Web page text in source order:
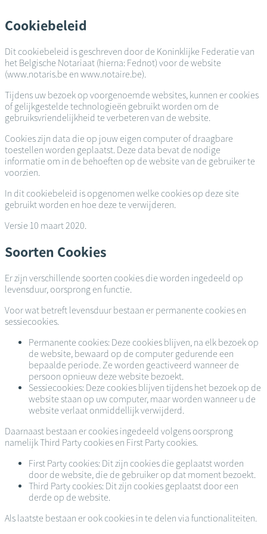
en
naar
inhoud
gaan
Cookiebeleid
Dit cookiebeleid is geschreven door de Koninklijke Federatie van
het Belgische Notariaat (hierna: Fednot) voor de website
(www.notaris.be en www.notaire.be).
Tijdens uw bezoek op voorgenoemde websites, kunnen er cookies
of gelijkgestelde technologieën gebruikt worden om de
gebruiksvriendelijkheid te verbeteren van de website.
Cookies zijn data die op jouw eigen computer of draagbare
toestellen worden geplaatst. Deze data bevat de nodige
informatie om in de behoeften op de website van de gebruiker te
voorzien.
In dit cookiebeleid is opgenomen welke cookies op deze site
gebruikt worden en hoe deze te verwijderen.
Versie 10 maart 2020.
Soorten Cookies
Er zijn verschillende soorten cookies die worden ingedeeld op
levensduur, oorsprong en functie.
Voor wat betreft levensduur bestaan er permanente cookies en
sessiecookies.
Permanente cookies: Deze cookies blijven, na elk bezoek op
de website, bewaard op de computer gedurende een
bepaalde periode. Ze worden geactiveerd wanneer de
persoon opnieuw deze website bezoekt.
Sessiecookies: Deze cookies blijven tijdens het bezoek op de
website staan op uw computer, maar worden wanneer u de
website verlaat onmiddellijk verwijderd.
Daarnaast bestaan er cookies ingedeeld volgens oorsprong
namelijk Third Party cookies en First Party cookies.
First Party cookies: Dit zijn cookies die geplaatst worden
door de website, die de gebruiker op dat moment bezoekt.
Third Party cookies: Dit zijn cookies geplaatst door een
derde op de website.
Als laatste bestaan er ook cookies in te delen via functionaliteiten.